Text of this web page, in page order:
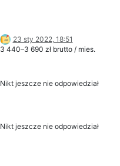
23 sty 2022, 18:51
3 440–3 690 zł brutto / mies.
Nikt jeszcze nie odpowiedział
Nikt jeszcze nie odpowiedział